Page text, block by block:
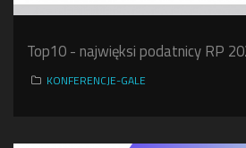
Top10 - najwięksi podatnicy RP
KONFERENCJE-GALE